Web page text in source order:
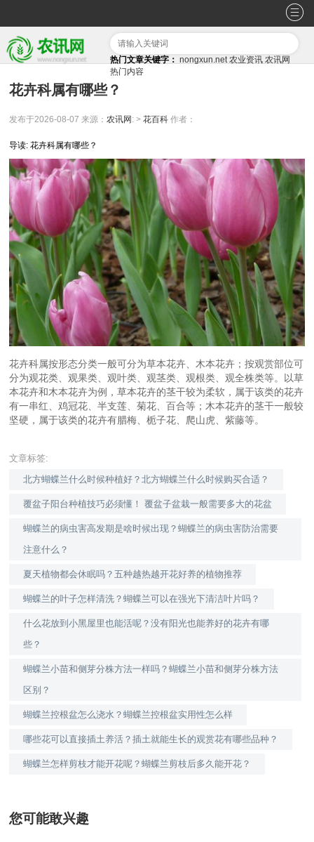
热门文章关键字： nongxun.net 农业资讯 农讯网
热门内容
花卉科属有哪些？
发布于2026-08-07 来源：农讯网 : >花百科 作者：
导读: 花卉科属有哪些？
花卉科属按形态分类一般可分为草本花卉、木本花卉；按观赏部位可
分为观花类、观果类、观叶类、观茎类、观根类、观全株类等。以草
本花卉和木本花卉为例，草本花卉的茎干较为柔软，属于该类的花卉
有一串红、鸡冠花、半支莲、菊花、百合等；木本花卉的茎干一般较
坚硬，属于该类的花卉有腊梅、栀子花、爬山虎、紫藤等。
文章标签:
北方蝴蝶兰什么时候种植好？北方蝴蝶兰什么时候购买合适？
覆盆子阳台种植技巧必须懂！ 覆盆子盆栽一般需要多大的花盆
蝴蝶兰的病虫害高发期是啥时候出现？蝴蝶兰的病虫害防治需要
注意什么？
夏天植物都会休眠吗？五种越热越开花好养的植物推荐
蝴蝶兰的叶子怎样清洗？蝴蝶兰可以在强光下清洁叶片吗？
什么花放到小黑屋里也能活呢？没有阳光也能养好的花卉有哪
些？
蝴蝶兰小苗和侧芽分株方法一样吗？蝴蝶兰小苗和侧芽分株方法
区别？
蝴蝶兰控根盆怎么浇水？蝴蝶兰控根盆实用性怎么样
哪些花可以直接插土养活？插土就能生长的观赏花有哪些品种？
蝴蝶兰怎样剪枝才能开花呢？蝴蝶兰剪枝后多久能开花？
您可能敢兴趣